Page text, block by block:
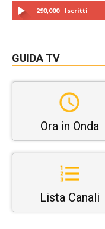
290,000 Iscritti
GUIDA TV
Ora in Onda
Lista Canali